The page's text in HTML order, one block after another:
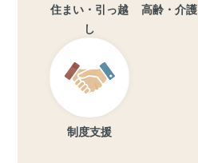
住まい・引っ越
し
高齢・介護
制度支援